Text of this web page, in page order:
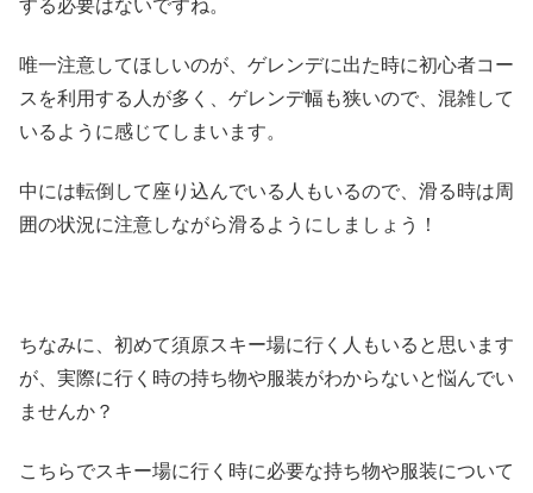
する必要はないですね。
唯一注意してほしいのが、ゲレンデに出た時に初心者コー
スを利用する人が多く、ゲレンデ幅も狭いので、混雑して
いるように感じてしまいます。
中には転倒して座り込んでいる人もいるので、滑る時は周
囲の状況に注意しながら滑るようにしましょう！
ちなみに、初めて須原スキー場に行く人もいると思います
が、実際に行く時の持ち物や服装がわからないと悩んでい
ませんか？
こちらでスキー場に行く時に必要な持ち物や服装について